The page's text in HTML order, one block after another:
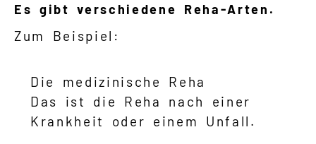
Es gibt verschiedene Reha-Arten.
Zum Beispiel:
Die medizinische Reha
Das ist die Reha nach einer
Krankheit oder einem Unfall.